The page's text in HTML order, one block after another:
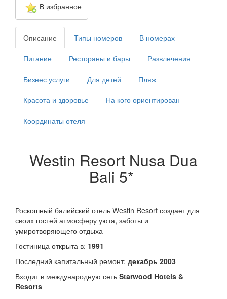
В избранное
Описание Типы номеров В номерах
Питание Рестораны и бары Развлечения
Бизнес услуги Для детей Пляж
Красота и здоровье На кого ориентирован
Координаты отеля
Westin Resort Nusa Dua
Bali 5*
Роскошный балийский отель Westin Resort создает для
своих гостей атмосферу уюта, заботы и
умиротворяющего отдыха
Гостиница открыта в: 1991
Последний капитальный ремонт: декабрь 2003
Входит в международную сеть Starwood Hotels &
Resorts